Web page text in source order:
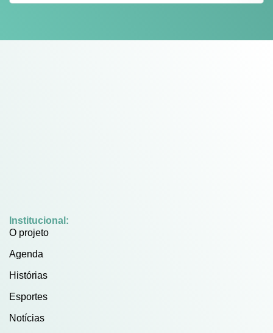
Institucional:
O projeto
Agenda
Histórias
Esportes
Notícias